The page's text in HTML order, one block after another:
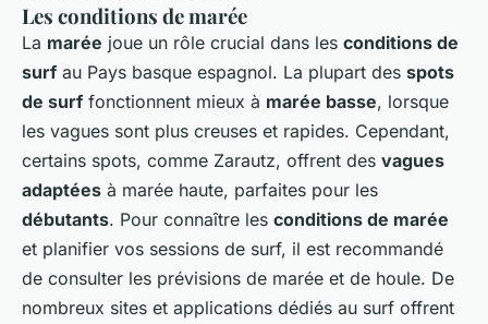
Les conditions de marée
La marée joue un rôle crucial dans les conditions de
surf au Pays basque espagnol. La plupart des spots
de surf fonctionnent mieux à marée basse, lorsque
les vagues sont plus creuses et rapides. Cependant,
certains spots, comme Zarautz, offrent des vagues
adaptées à marée haute, parfaites pour les
débutants. Pour connaître les conditions de marée
et planifier vos sessions de surf, il est recommandé
de consulter les prévisions de marée et de houle. De
nombreux sites et applications dédiés au surf offrent